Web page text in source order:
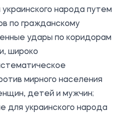
народа путем
по гражданскому
удары по коридорам
широко
мирного населения
детей и мужчин;
для украинского народа